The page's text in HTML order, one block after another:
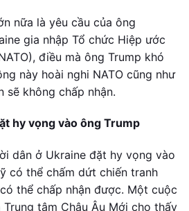
nữa là yêu cầu của ông
gia nhập Tổ chức Hiệp ước
điều mà ông Trump khó
này hoài nghi NATO cũng như
sẽ không chấp nhận.
hy vọng vào ông Trump
dân ở Ukraine đặt hy vọng vào
có thể chấm dứt chiến tranh
thể chấp nhận được. Một cuộc
tâm Châu Âu Mới cho thấy